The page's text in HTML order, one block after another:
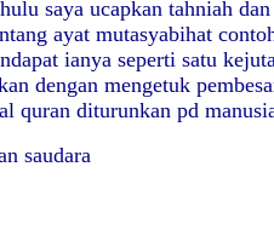
saya ucapkan tahniah
ayat mutasyabihat
ianya seperti satu
dengan mengetuk
quran diturunkan pd
saudara